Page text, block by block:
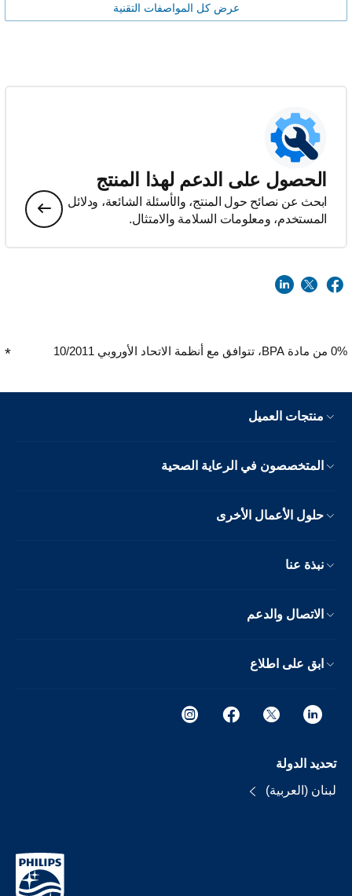
عرض كل المواصفات التقنية
الحصول على الدعم لهذا المنتج
ابحث عن نصائح حول المنتج، والأسئلة الشائعة، ودلائل
المستخدم، ومعلومات السلامة والامتثال.
0% من مادة BPA، تتوافق مع أنظمة الاتحاد الأوروبي 10/2011
منتجات العميل
المتخصصون في الرعاية الصحية
حلول الأعمال الأخرى
نبذة عنا
الاتصال والدعم
ابق على اطلاع
تحديد الدولة
لبنان (العربية)